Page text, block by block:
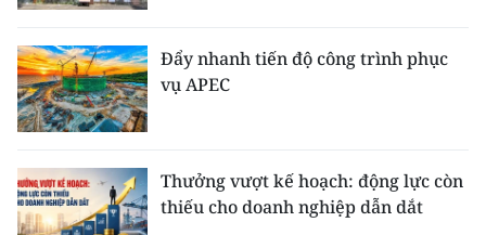
Đẩy nhanh tiến độ công trình phục
vụ APEC
Thưởng vượt kế hoạch: động lực còn
thiếu cho doanh nghiệp dẫn dắt